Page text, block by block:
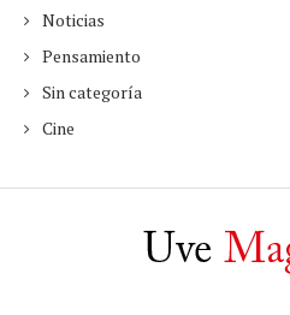
Noticias
Pensamiento
Sin categoría
Cine